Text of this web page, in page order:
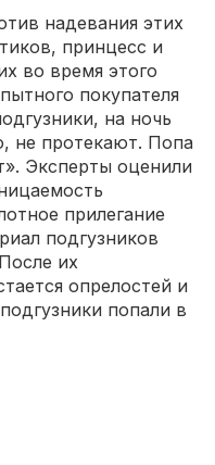
надевания этих
принцесс и
во время этого
покупателя
на ночь
не протекают. Попа
Эксперты оценили
прилегание
подгузников
их
опрелостей и
попали в